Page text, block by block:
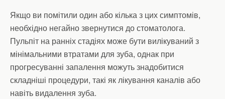
Якщо ви помітили один або кілька з цих симптомів,
необхідно негайно звернутися до стоматолога.
Пульпіт на ранніх стадіях може бути вилікуваний з
мінімальними втратами для зуба, однак при
прогресуванні запалення можуть знадобитися
складніші процедури, такі як лікування каналів або
навіть видалення зуба.